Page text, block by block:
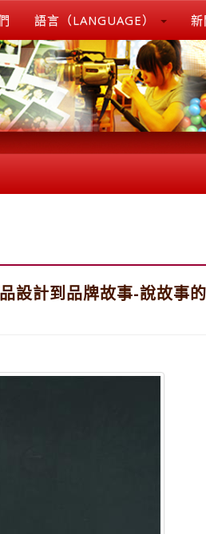
語言（LANGUAGE）
設計到品牌故事-說故事